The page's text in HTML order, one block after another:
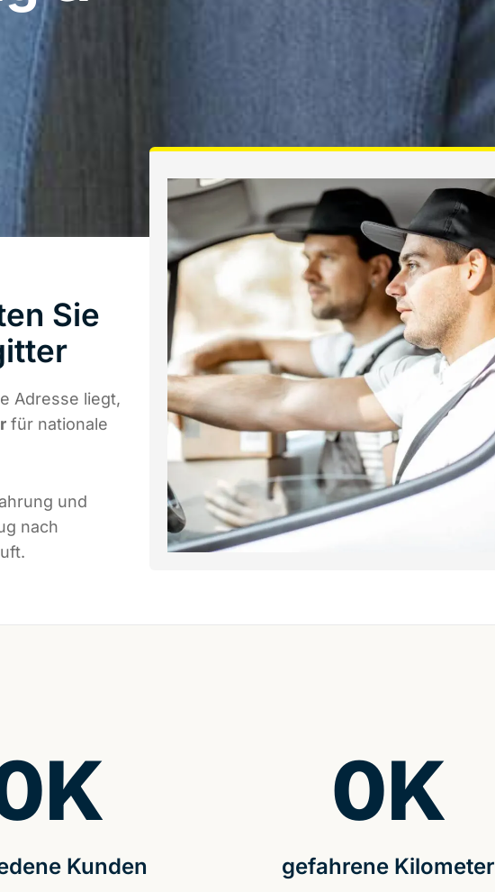
Sie
Adresse liegt,
für nationale
und
nach
Kunden
K
gefahrene Kilometer
0K